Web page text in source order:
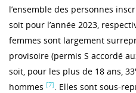
l’ensemble des personnes
soit pour l’année 2023,
femmes sont largement
provisoire (permis S accordé
soit, pour les plus de 18 ans,
hommes [7]. Elles sont sous-